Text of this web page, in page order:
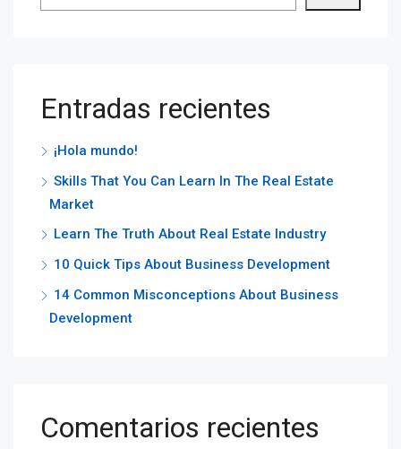
Entradas recientes
¡Hola mundo!
Skills That You Can Learn In The Real Estate
Market
Learn The Truth About Real Estate Industry
10 Quick Tips About Business Development
14 Common Misconceptions About Business
Development
Comentarios recientes